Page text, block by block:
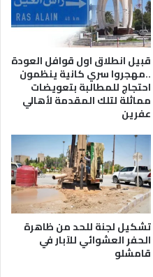
قبيل انطلاق اول قوافل العودة
..مهجروا سري كانية ينظمون
احتجاج للمطالبة بتعويضات
مماثلة لتلك المقدمة لأهالي
عفرين
تشكيل لجنة للحد من ظاهرة
الحفر العشوائي للآبار في
قامشلو